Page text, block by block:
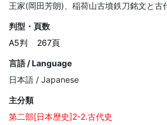
王家(岡田芳朗)、稲荷山古墳鉄刀銘文と古
判型・頁数
A5判
267頁
言語 / Language
日本語 / Japanese
主分類
第二部[日本歴史]2-2.古代史